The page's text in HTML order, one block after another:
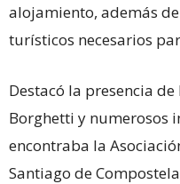
alojamiento, además
turísticos necesarios
Destacó la presencia
Borghetti y numerosos
encontraba la
Santiago de